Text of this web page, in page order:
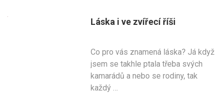
Láska i ve zvířecí říši
Co pro vás znamená láska? Já když
jsem se takhle ptala třeba svých
kamarádů a nebo se rodiny, tak
každý …